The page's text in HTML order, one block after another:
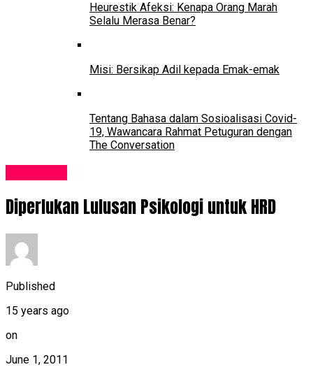
Heurestik Afeksi: Kenapa Orang Marah
Selalu Merasa Benar?
Misi: Bersikap Adil kepada Emak-emak
Tentang Bahasa dalam Sosioalisasi Covid-
19, Wawancara Rahmat Petuguran dengan
The Conversation
Diperlukan Lulusan Psikologi untuk HRD
Published
15 years ago
on
June 1, 2011